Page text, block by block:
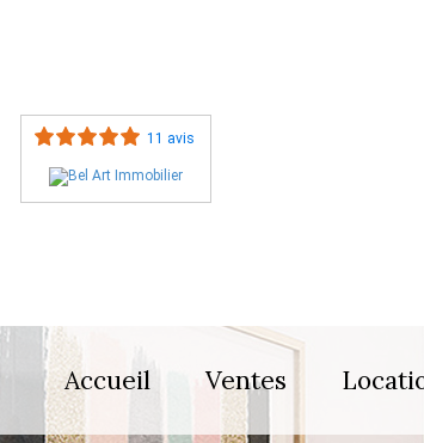
11 avis
Accueil Ventes